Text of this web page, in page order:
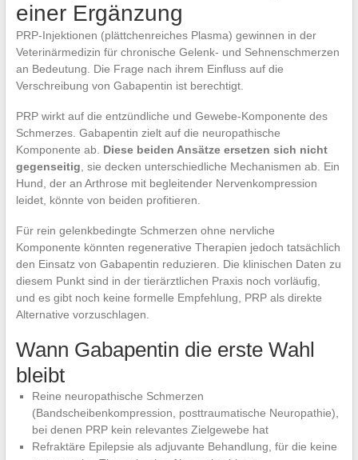
einer Ergänzung
PRP-Injektionen (plättchenreiches Plasma) gewinnen in der
Veterinärmedizin für chronische Gelenk- und Sehnenschmerzen
an Bedeutung. Die Frage nach ihrem Einfluss auf die
Verschreibung von Gabapentin ist berechtigt.
PRP wirkt auf die entzündliche und Gewebe-Komponente des
Schmerzes. Gabapentin zielt auf die neuropathische
Komponente ab. Diese beiden Ansätze ersetzen sich nicht
gegenseitig, sie decken unterschiedliche Mechanismen ab. Ein
Hund, der an Arthrose mit begleitender Nervenkompression
leidet, könnte von beiden profitieren.
Für rein gelenkbedingte Schmerzen ohne nervliche
Komponente könnten regenerative Therapien jedoch tatsächlich
den Einsatz von Gabapentin reduzieren. Die klinischen Daten zu
diesem Punkt sind in der tierärztlichen Praxis noch vorläufig,
und es gibt noch keine formelle Empfehlung, PRP als direkte
Alternative vorzuschlagen.
Wann Gabapentin die erste Wahl
bleibt
Reine neuropathische Schmerzen
(Bandscheibenkompression, posttraumatische Neuropathie),
bei denen PRP kein relevantes Zielgewebe hat
Refraktäre Epilepsie als adjuvante Behandlung, für die keine